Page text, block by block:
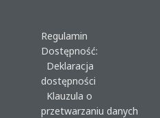
Regulamin
Dostępność:
Deklaracja
dostępności
Klauzula o
przetwarzaniu danych